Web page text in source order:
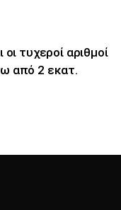
τυχεροί αριθμοί
από 2 εκατ.